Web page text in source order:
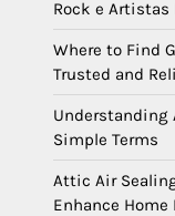
Rock e
Where to Find
Trusted and
Understanding
Simple Terms
Attic Air
Enhance